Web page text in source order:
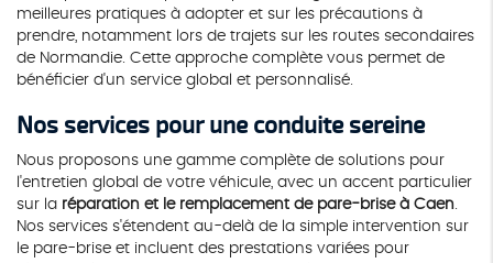
meilleures pratiques à adopter et sur les précautions à
prendre, notamment lors de trajets sur les routes secondaires
de Normandie. Cette approche complète vous permet de
bénéficier d'un service global et personnalisé.
Nos services pour une conduite sereine
Nous proposons une gamme complète de solutions pour
l'entretien global de votre véhicule, avec un accent particulier
sur la réparation et le remplacement de pare-brise à Caen.
Nos services s'étendent au-delà de la simple intervention sur
le pare-brise et incluent des prestations variées pour